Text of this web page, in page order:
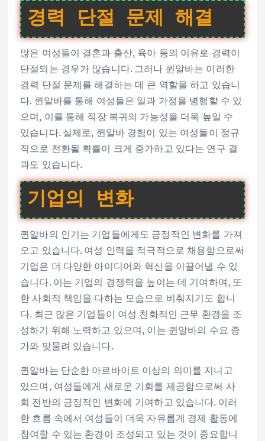
경력 단절 문제 해결
많은 여성들이 결혼과 출산, 육아 등의 이유로 경력이
단절되는 경우가 많습니다. 그러나 퀸알바는 이러한
경력 단절 문제를 해결하는 데 큰 역할을 하고 있습니
다. 퀸알바를 통해 여성들은 일과 가정을 병행할 수 있
으며, 이를 통해 직장 복귀의 가능성을 더욱 높일 수
있습니다. 실제로, 퀸알바 경험이 있는 여성들이 정규
직으로 전환될 확률이 크게 증가하고 있다는 연구 결
과도 있습니다.
기업의 변화
퀸알바의 인기는 기업들에게도 긍정적인 변화를 가져
오고 있습니다. 여성 인력을 적극적으로 채용함으로써
기업은 더 다양한 아이디어와 혁신을 이끌어낼 수 있
습니다. 이는 기업의 경쟁력을 높이는 데 기여하며, 또
한 사회적 책임을 다하는 모습으로 비춰지기도 합니
다. 최근 많은 기업들이 여성 친화적인 근무 환경을 조
성하기 위해 노력하고 있으며, 이는 퀸알바의 수요 증
가와 맞물려 있습니다.
퀸알바는 단순한 아르바이트 이상의 의미를 지니고
있으며, 여성들에게 새로운 기회를 제공함으로써 사
회 전반의 긍정적인 변화에 기여하고 있습니다. 이러
한 흐름 속에서 여성들이 더욱 자유롭게 경제 활동에
참여할 수 있는 환경이 조성되고 있는 것이 중요합니